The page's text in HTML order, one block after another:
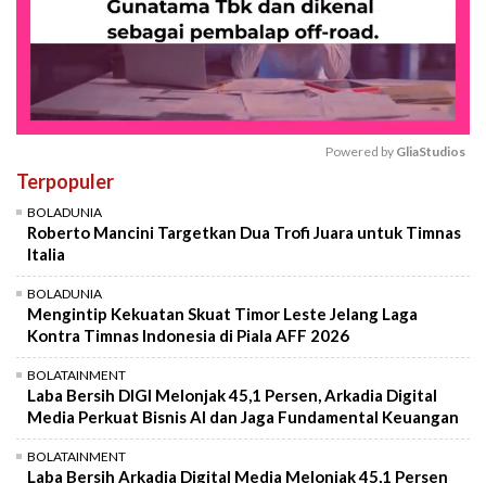
Powered by GliaStudios
Terpopuler
BOLADUNIA
Roberto Mancini Targetkan Dua Trofi Juara untuk Timnas
Italia
BOLADUNIA
Mengintip Kekuatan Skuat Timor Leste Jelang Laga
Kontra Timnas Indonesia di Piala AFF 2026
BOLATAINMENT
Laba Bersih DIGI Melonjak 45,1 Persen, Arkadia Digital
Media Perkuat Bisnis AI dan Jaga Fundamental Keuangan
BOLATAINMENT
Laba Bersih Arkadia Digital Media Melonjak 45,1 Persen